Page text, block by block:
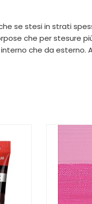
se stesi in strati
che per stesure
che da esterno.